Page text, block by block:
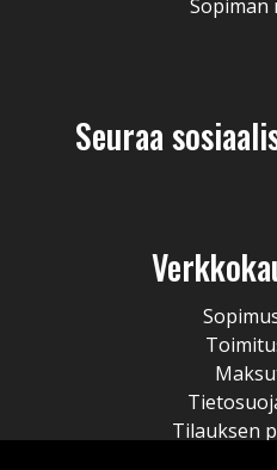
Sopiman
Seuraa
Tilauksen